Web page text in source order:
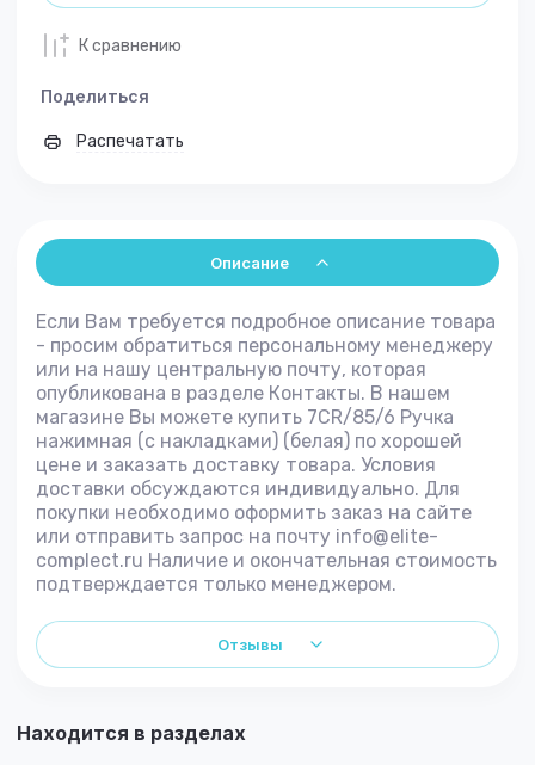
К сравнению
Поделиться
Распечатать
Описание
Если Вам требуется подробное описание товара
- просим обратиться персональному менеджеру
или на нашу центральную почту, которая
опубликована в разделе Контакты. В нашем
магазине Вы можете купить 7CR/85/6 Ручка
нажимная (с накладками) (белая) по хорошей
цене и заказать доставку товара. Условия
доставки обсуждаются индивидуально. Для
покупки необходимо оформить заказ на сайте
или отправить запрос на почту info@elite-
complect.ru Наличие и окончательная стоимость
подтверждается только менеджером.
Отзывы
Находится в разделах